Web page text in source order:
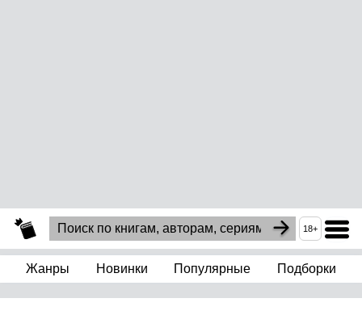
18+
Жанры Новинки Популярные Подборки